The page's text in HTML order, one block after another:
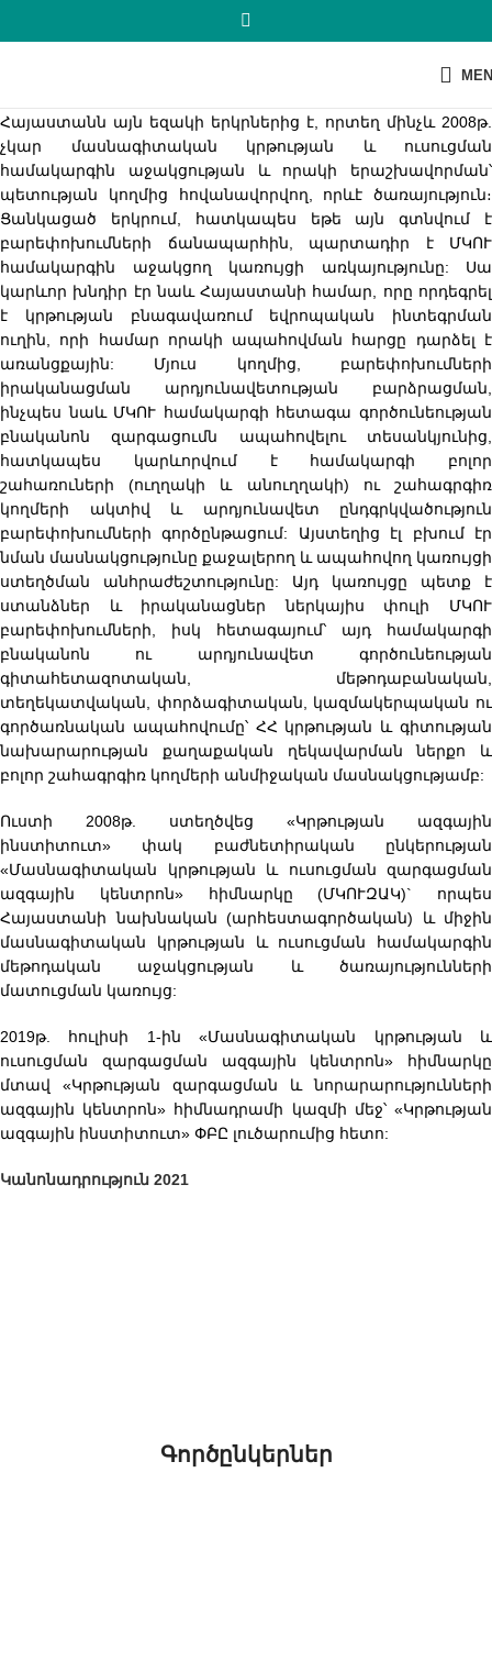
Հայաստանն այն եզակի երկրներից է, որտեղ մինչև 2008թ.
չկար մասնագիտական կրթության և ուսուցման
համակարգին աջակցության և որակի երաշխավորման՝
պետության կողմից հովանավորվող, որևէ ծառայություն։
Ցանկացած երկրում, հատկապես եթե այն գտնվում է
բարեփոխումների ճանապարհին, պարտադիր է ՄԿՈՒ
համակարգին աջակցող կառույցի առկայությունը: Սա
կարևոր խնդիր էր նաև Հայաստանի համար, որը որդեգրել
է կրթության բնագավառում եվրոպական ինտեգրման
ուղին, որի համար որակի ապահովման հարցը դարձել է
առանցքային: Մյուս կողմից, բարեփոխումների
իրականացման արդյունավետության բարձրացման,
ինչպես նաև ՄԿՈՒ համակարգի հետագա գործունեության
բնականոն զարգացումն ապահովելու տեսանկյունից,
հատկապես կարևորվում է համակարգի բոլոր
շահառուների (ուղղակի և անուղղակի) ու շահագրգիռ
կողմերի ակտիվ և արդյունավետ ընդգրկվածություն
բարեփոխումների գործընթացում: Այստեղից էլ բխում էր
նման մասնակցությունը քաջալերող և ապահովող կառույցի
ստեղծման անհրաժեշտությունը: Այդ կառույցը պետք է
ստանձներ և իրականացներ ներկայիս փուլի ՄԿՈՒ
բարեփոխումների, իսկ հետագայում՝ այդ համակարգի
բնականոն ու արդյունավետ գործունեության
գիտահետազոտական, մեթոդաբանական,
տեղեկատվական, փորձագիտական, կազմակերպական ու
գործառնական ապահովումը՝ ՀՀ կրթության և գիտության
նախարարության քաղաքական ղեկավարման ներքո և
բոլոր շահագրգիռ կողմերի անմիջական մասնակցությամբ:
Ուստի 2008թ. ստեղծվեց «Կրթության ազգային
ինստիտուտ» փակ բաժնետիրական ընկերության
«Մասնագիտական կրթության և ուսուցման զարգացման
ազգային կենտրոն» հիմնարկը (ՄԿՈՒԶԱԿ)` որպես
Հայաստանի նախնական (արհեստագործական) և միջին
մասնագիտական կրթության և ուսուցման համակարգին
մեթոդական աջակցության և ծառայությունների
մատուցման կառույց:
2019թ. հուլիսի 1-ին «Մասնագիտական կրթության և
ուսուցման զարգացման ազգային կենտրոն» հիմնարկը
մտավ «Կրթության զարգացման և նորարարությունների
ազգային կենտրոն» հիմնադրամի կազմի մեջ՝ «Կրթության
ազգային ինստիտուտ» ՓԲԸ լուծարումից հետո:
Կանոնադրություն 2021
Գործընկերներ